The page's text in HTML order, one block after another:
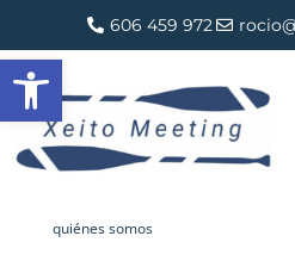
Abrir barra de herramientas
contenido
606 459 972
quiénes somos